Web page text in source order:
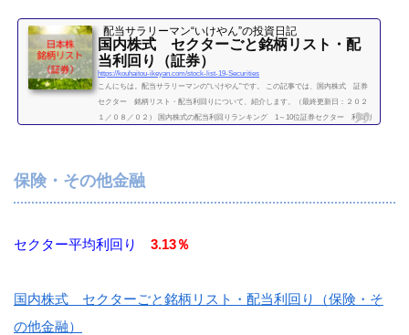
配当サラリーマン“いけやん”の投資日記 ​
国内株式 セクターごと銘柄リスト・配
当利回り（証券）
https://kouhaitou-ikeyan.com/stock-list-19-Securities
こんにちは。配当サラリーマンの“いけやん”です。 この記事では、国内株式 証券
セクター 銘柄リスト・配当利回りについて、紹介します。（最終更新日：２０２
１／０８／０２） 国内株式の配当利回りランキング 1～10位証券セクター 利回り
7あかつき本社3.75.08（２０２１／０...
続きを読む
保険・その他金融
セクター平均利回り 3.13％
国内株式 セクターごと銘柄リスト・配当利回り（保険・そ
の他金融）